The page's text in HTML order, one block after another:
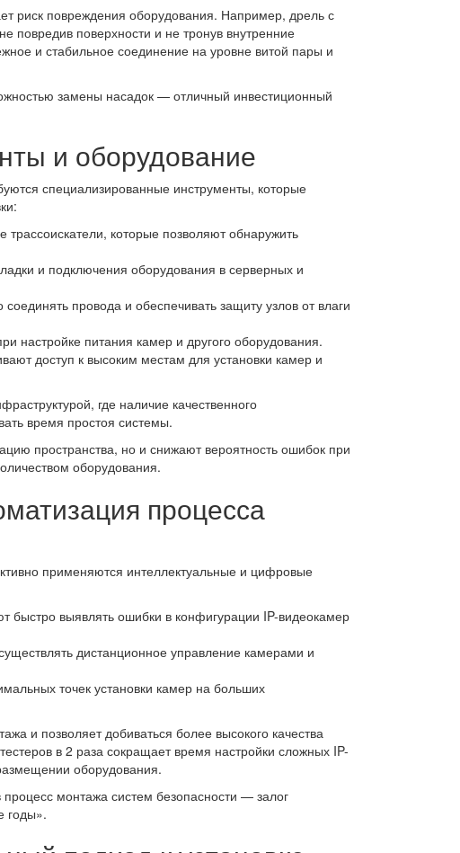
риск повреждения оборудования. Например, дрель с
повредив поверхности и не тронув внутренние
и стабильное соединение на уровне витой пары и
замены насадок — отличный инвестиционный
и оборудование
специализированные инструменты, которые
которые позволяют обнаружить
и подключения оборудования в серверных и
провода и обеспечивать защиту узлов от влаги
настройке питания камер и другого оборудования.
доступ к высоким местам для установки камер и
где наличие качественного
время простоя системы.
пространства, но и снижают вероятность ошибок при
оборудования.
процесса
применяются интеллектуальные и цифровые
быстро выявлять ошибки в конфигурации IP-видеокамер
дистанционное управление камерами и
точек установки камер на больших
и позволяет добиваться более высокого качества
в 2 раза сокращает время настройки сложных IP-
оборудования.
монтажа систем безопасности — залог
годы».